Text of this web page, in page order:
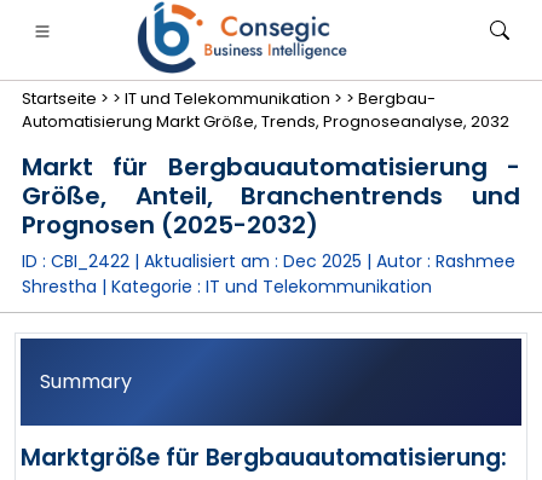
Finanzdienstleistungen und Versicherungen
• Konsumgüter • Energie und Strom
• Fallstudien
Startseite > > IT und Telekommunikation > > Bergbau-
Automatisierung Markt Größe, Trends, Prognoseanalyse, 2032
Markt für Bergbauautomatisierung -
Größe, Anteil, Branchentrends und
Prognosen (2025-2032)
ID : CBI_2422 | Aktualisiert am : Dec 2025 | Autor : Rashmee
Shrestha | Kategorie : IT und Telekommunikation
Summary
Marktgröße für Bergbauautomatisierung: